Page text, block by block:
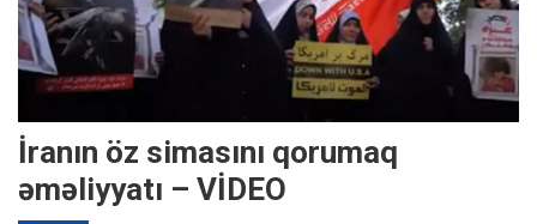
İranın öz simasını qorumaq
əməliyyatı – VİDEO